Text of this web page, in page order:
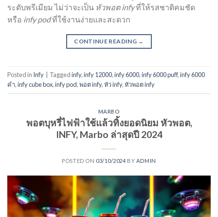
ระดับพรีเมียม ไม่ว่าจะเป็น หัวพอต infyที่ให้รสชาติคมชัด
หรือ infy podที่ใช้งานง่ายและสะดวก
CONTINUE READING →
Posted in Infy Taggedinfy,infy 12000,infy 6000,infy 6000 puff,infy 6000
คํา,infy cube box,infy pod,พอต infy,หัว infy,หัวพอต infy
MARBO
พอตบุหรี่ไฟฟ้าใช้แล้วทิ้งยอดนิยม หัวพอต,
INFY, Marbo ล่าสุดปี 2024
POSTED ON 03/10/2024 BY ADMIN